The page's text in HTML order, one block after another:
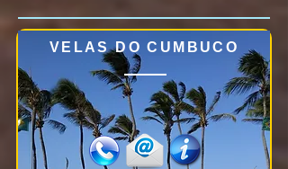
VELAS DO CUMBUCO